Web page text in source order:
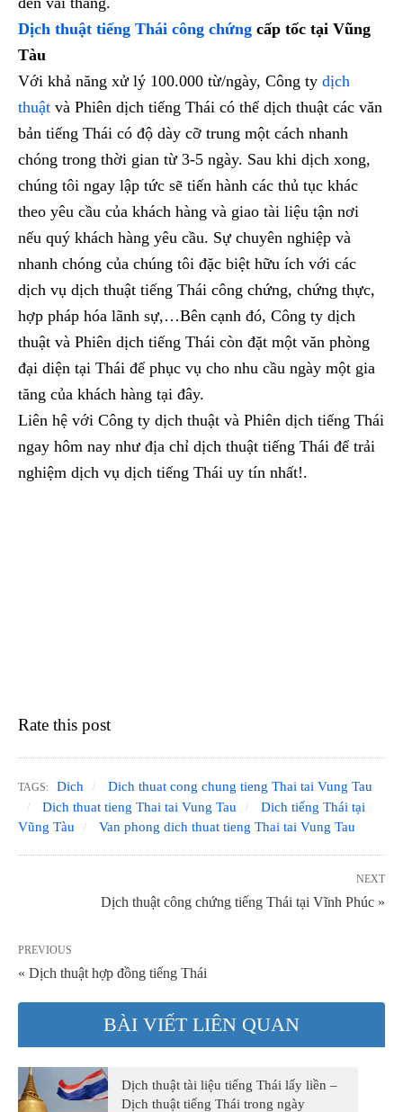
Dịch thuật tiếng Thái công chứng cấp tốc tại Vũng
Tàu
Với khả năng xử lý 100.000 từ/ngày, Công ty dịch
thuật và Phiên dịch tiếng Thái có thể dịch thuật các văn
bản tiếng Thái có độ dày cỡ trung một cách nhanh
chóng trong thời gian từ 3-5 ngày. Sau khi dịch xong,
chúng tôi ngay lập tức sẽ tiến hành các thủ tục khác
theo yêu cầu của khách hàng và giao tài liệu tận nơi
nếu quý khách hàng yêu cầu. Sự chuyên nghiệp và
nhanh chóng của chúng tôi đặc biệt hữu ích với các
dịch vụ dịch thuật tiếng Thái công chứng, chứng thực,
hợp pháp hóa lãnh sự,…Bên cạnh đó, Công ty dịch
thuật và Phiên dịch tiếng Thái còn đặt một văn phòng
đại diện tại Thái để phục vụ cho nhu cầu ngày một gia
tăng của khách hàng tại đây.
Liên hệ với Công ty dịch thuật và Phiên dịch tiếng Thái
ngay hôm nay như địa chỉ dịch thuật tiếng Thái để trải
nghiệm dịch vụ dịch tiếng Thái uy tín nhất!.
Rate this post
TAGS: Dich
Dich thuat cong chung tieng Thai tai Vung Tau
Dich thuat tieng Thai tai Vung Tau
Dich tiếng Thái tại
Vũng Tàu
Van phong dich thuat tieng Thai tai Vung Tau
NEXT
Dịch thuật công chứng tiếng Thái tại Vĩnh Phúc »
PREVIOUS
« Dịch thuật hợp đồng tiếng Thái
BÀI VIẾT LIÊN QUAN
Dịch thuật tài liệu tiếng Thái lấy liền –
Dịch thuật tiếng Thái trong ngày